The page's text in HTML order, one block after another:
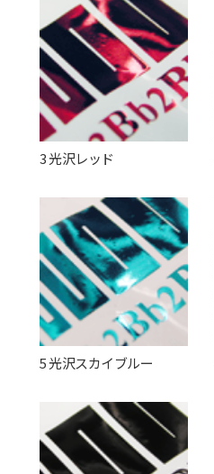
3 光沢レッド
5 光沢スカイブルー